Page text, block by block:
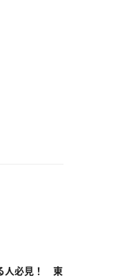
人必見！ 東